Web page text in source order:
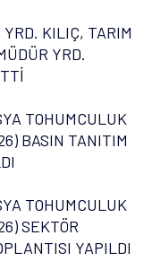
KILIÇ, TARIM
YRD.
TOHUMCULUK
BASIN TANITIM
TOHUMCULUK
SEKTÖR
YAPILDI